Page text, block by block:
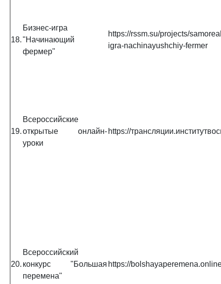
18.
Бизнес-игра
"Начинающий
фермер"
https://rssm.su/projects/
igra-nachinayushchiy-fermer
19.
Всероссийские
открытые онлайн-
уроки
https://
20.
Всероссийский
конкурс "Большая
перемена"
https://